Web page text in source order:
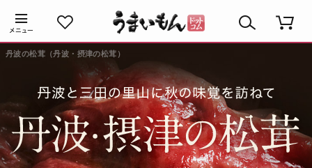
丹波の松茸（丹波・摂津の松茸）